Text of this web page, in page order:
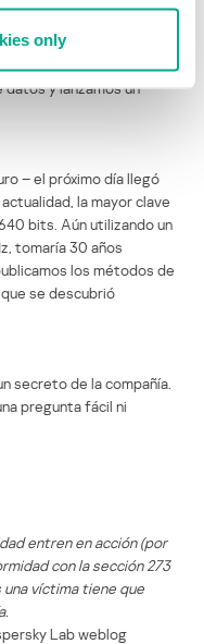
only
del poder en sistemas
Gpcode.af. Añadimos las
y lanzamos un
– el próximo día llegó
la mayor clave
bits. Aún utilizando un
tomaría 30 años
los métodos de
se descubrió
secreto de la compañía.
pregunta fácil ni
entren en acción (por
con la sección 273
una víctima tiene que
Lab weblog